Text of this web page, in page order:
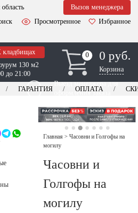
Вызов менеджера
Просмотренное
Избранное
кладбищах
130 м2
до 21:00
0
0 0 руб.
Корзина
Выезд менеджера для
оформления заказа
23
ГАРАНТИЯ ОПЛАТА
Главная > Часовни и Голгофы на
могилу
Часовни и
Голгофы на
могилу